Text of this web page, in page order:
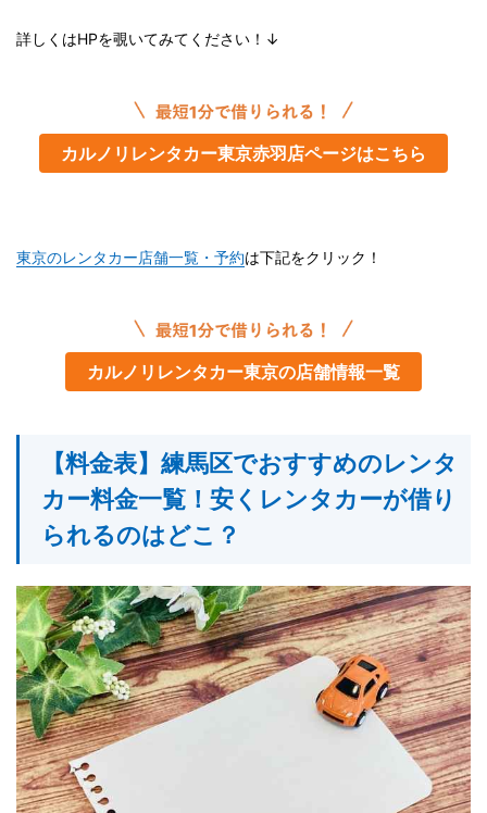
詳しくはHPを覗いてみてください！↓
カルノリレンタカー東京赤羽店ページはこちら
東京のレンタカー店舗一覧・予約は下記をクリック！
カルノリレンタカー東京の店舗情報一覧
【料金表】練馬区でおすすめのレンタ
カー料金一覧！安くレンタカーが借り
られるのはどこ？